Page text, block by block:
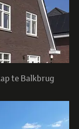
te Balkbrug